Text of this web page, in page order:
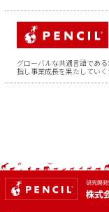
グローバルな共通言語であ
指し事業成長を果たしてい